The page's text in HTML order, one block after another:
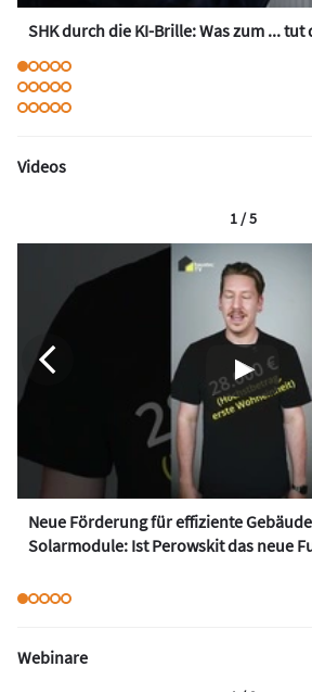
SHK durch die KI-Brille: Was zum ... tut
Videos
Neue Förderung für effiziente
Solarmodule: Ist Perowskit das neue
1 / 5
Webinare